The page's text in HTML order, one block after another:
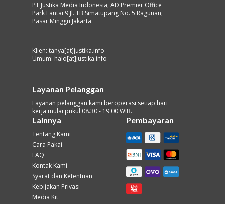
PT Justika Media Indonesia, AD Premier Office
Park Lantai 9 Jl. TB Simatupang No. 5 Ragunan,
Pasar Minggu Jakarta
Klien: tanya[at]justika.info
Umum: halo[at]justika.info
Layanan Pelanggan
Layanan pelanggan kami beroperasi setiap hari
kerja mulai pukul 08.30 - 19.00 WIB.
Lainnya
Tentang Kami
Cara Pakai
FAQ
Kontak Kami
Syarat dan Ketentuan
Kebijakan Privasi
Media Kit
Pembayaran